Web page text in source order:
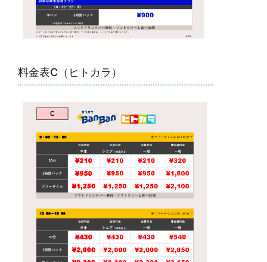
料金表C（ヒトカラ）